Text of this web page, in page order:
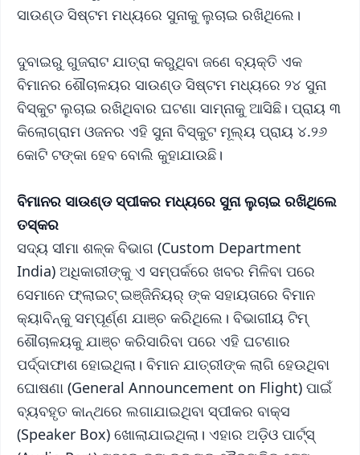
ସାଉଣ୍ଡ ସିଷ୍ଟମ ମଧ୍ୟରେ ସୁନାକୁ ଲୁଚାଇ ରଖିଥିଲେ।
ଦୁବାଇରୁ ଗୁଜରାଟ ଯାତ୍ରା କରୁଥିବା ଜଣେ ବ୍ୟକ୍ତି ଏକ
ବିମାନର ଶୌଚାଳୟର ସାଉଣ୍ଡ ସିଷ୍ଟମ ମଧ୍ୟରେ ୨୪ ସୁନା
ବିସ୍କୁଟ ଲୁଚାଇ ରଖିଥିବାର ଘଟଣା ସାମ୍ନାକୁ ଆସିଛି। ପ୍ରାୟ ୩
କିଲୋଗ୍ରାମ ଓଜନର ଏହି ସୁନା ବିସ୍କୁଟ ମୂଲ୍ୟ ପ୍ରାୟ ୪.୨୬
କୋଟି ଟଙ୍କା ହେବ ବୋଲି କୁହାଯାଉଛି।
ବିମାନର ସାଉଣ୍ଡ ସ୍ପୀକର ମଧ୍ୟରେ ସୁନା ଲୁଚାଇ ରଖିଥିଲେ
ତସ୍କର
ସଦ୍ୟ ସୀମା ଶଳ୍କ ବିଭାଗ (Custom Department
India) ଅଧିକାରୀଙ୍କୁ ଏ ସମ୍ପର୍କରେ ଖବର ମିଳିବା ପରେ
ସେମାନେ ଫ୍ଲାଇଟ୍ ଇଞ୍ଜିନିୟର୍ ଙ୍କ ସହାୟତାରେ ବିମାନ
କ୍ୟାବିନ୍କୁ ସମ୍ପୂର୍ଣ୍ଣ ଯାଞ୍ଚ କରିଥିଲେ। ବିଭାଗୀୟ ଟିମ୍
ଶୌଚାଳୟକୁ ଯାଞ୍ଚ କରିସାରିବା ପରେ ଏହି ଘଟଣାର
ପର୍ଦ୍ଦାଫାଶ ହୋଇଥିଲା। ବିମାନ ଯାତ୍ରୀଙ୍କ ଲାଗି ହେଉଥିବା
ଘୋଷଣା (General Announcement on Flight) ପାଇଁ
ବ୍ୟବହୃତ କାନ୍ଥରେ ଲଗାଯାଇଥିବା ସ୍ପୀକର ବାକ୍ସ
(Speaker Box) ଖୋଲାଯାଇଥିଲା। ଏହାର ଅଡ଼ିଓ ପାର୍ଟ୍ସ୍